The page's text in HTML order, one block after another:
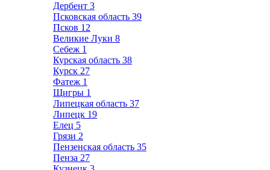
Дербент 3
Псковская область 39
Псков 12
Великие Луки 8
Себеж 1
Курская область 38
Курск 27
Фатеж 1
Щигры 1
Липецкая область 37
Липецк 19
Елец 5
Грязи 2
Пензенская область 35
Пенза 27